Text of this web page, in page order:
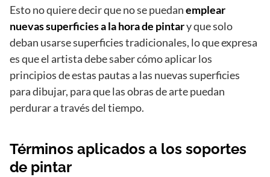
Esto no quiere decir que no se puedanemplear
nuevas superficies a la hora de pintary que solo
deban usarse superficies tradicionales, lo que expresa
es que el artista debe saber cómo aplicar los
principios de estas pautas a las nuevas superficies
para dibujar, para que las obras de arte puedan
perdurar a través del tiempo.
Términos aplicados a los soportes
de pintar